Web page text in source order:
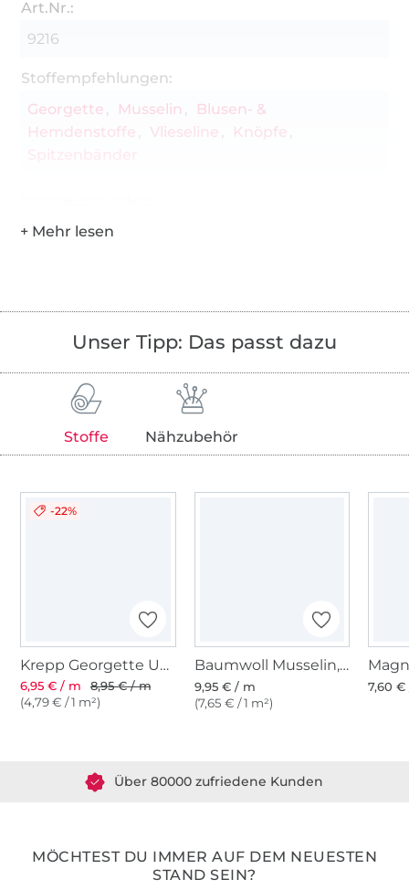
Art.Nr.:
9216
Stoffempfehlungen:
Georgette
Musselin
Blusen- &
Hemdenstoffe
Vlieseline
Knöpfe
Unser Tipp: Das passt dazu
Stoffe Nähzubehör
-22%
Krepp Georgette Uni, marineblau
6,95 € / m
8,95 € / m
(4,79 € / 1 m²)
Baumwoll Musselin, hellblau
9,95 € / m
(7,65 € / 1 m²)
7,60 €
Über 80000 zufriedene Kunden
MÖCHTEST DU IMMER AUF DEM NEUESTEN
STAND SEIN?